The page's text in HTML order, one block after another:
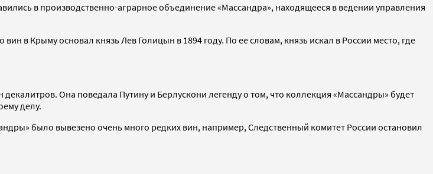
в производственно-аграрное объединение «Массандра», находящееся в ведении управления
в Крыму основал князь Лев Голицын в 1894 году. По ее словам, князь искал в России место, где
Она поведала Путину и Берлускони легенду о том, что коллекция «Массандры» будет
делу.
было вывезено очень много редких вин, например, Следственный комитет России остановил